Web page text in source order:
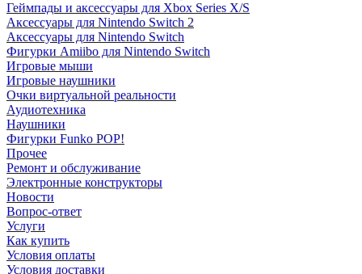
Геймпады и аксессуары для Xbox Series X/S
Аксессуары для Nintendo Switch 2
Аксессуары для Nintendo Switch
Фигурки Amiibo для Nintendo Switch
Игровые мыши
Игровые наушники
Очки виртуальной реальности
Аудиотехника
Наушники
Фигурки Funko POP!
Прочее
Ремонт и обслуживание
Электронные конструкторы
Новости
Вопрос-ответ
Услуги
Как купить
Условия оплаты
Условия доставки